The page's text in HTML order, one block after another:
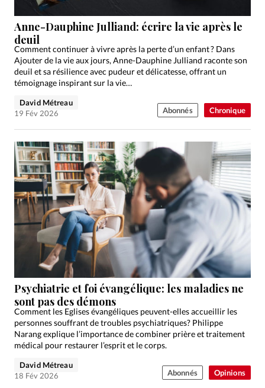
Chronique
Anne-Dauphine Julliand: écrire la vie après le
deuil
Comment continuer à vivre après la perte d’un enfant ? Dans
Ajouter de la vie aux jours, Anne-Dauphine Julliand raconte son
deuil et sa résilience avec pudeur et délicatesse, offrant un
témoignage inspirant sur la vie…
David Métreau
19 Fév 2026
Abonnés
Opinions
Psychiatrie et foi évangélique: les maladies ne
sont pas des démons
Comment les Eglises évangéliques peuvent-elles accueillir les
personnes souffrant de troubles psychiatriques? Philippe
Narang explique l’importance de combiner prière et traitement
médical pour restaurer l’esprit et le corps.
David Métreau
18 Fév 2026
Abonnés